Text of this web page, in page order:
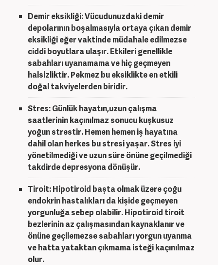
Demir eksikliği:Vücudunuzdaki demir
depolarının boşalmasıyla ortaya çıkan demir
eksikliği eğer vaktinde müdahale edilmezse
ciddi boyutlara ulaşır. Etkileri genellikle
sabahları uyanamama ve hiç geçmeyen
halsizliktir. Pekmez bu eksiklikte en etkili
doğal takviyelerden biridir.
Stres:Günlük hayatın,uzun çalışma
saatlerinin kaçınılmaz sonucu kuşkusuz
yoğun strestir. Hemen hemen iş hayatına
dahil olan herkes bu stresi yaşar. Stres iyi
yönetilmediği ve uzun süre önüne geçilmediği
takdirde depresyona dönüşür.
Tiroit: Hipotiroid başta olmak üzere çoğu
endokrin hastalıkları da kişide geçmeyen
yorgunluğa sebep olabilir. Hipotiroid tiroit
bezlerinin az çalışmasından kaynaklanır ve
önüne geçilemezse sabahları yorgun uyanma
ve hatta yataktan çıkmama isteği kaçınılmaz
olur.